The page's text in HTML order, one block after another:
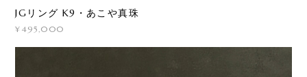
JGリング K9・あこや真珠
¥495,000